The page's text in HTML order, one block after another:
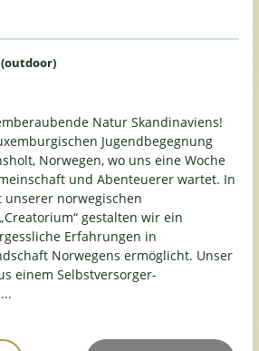
Natur Skandinaviens!
Jugendbegegnung
Norwegen, wo uns eine Woche
und Abenteuerer wartet. In
norwegischen
gestalten wir ein
Erfahrungen in
Norwegens ermöglicht. Unser
einem Selbstversorger-